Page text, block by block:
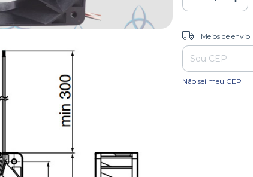
Entregas para o CEP:
Meios de envio
Não sei meu CEP